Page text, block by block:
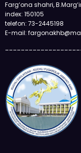
Farg‘ona shahri,
index: 150105
telefon: 73-2445198
E-mail: